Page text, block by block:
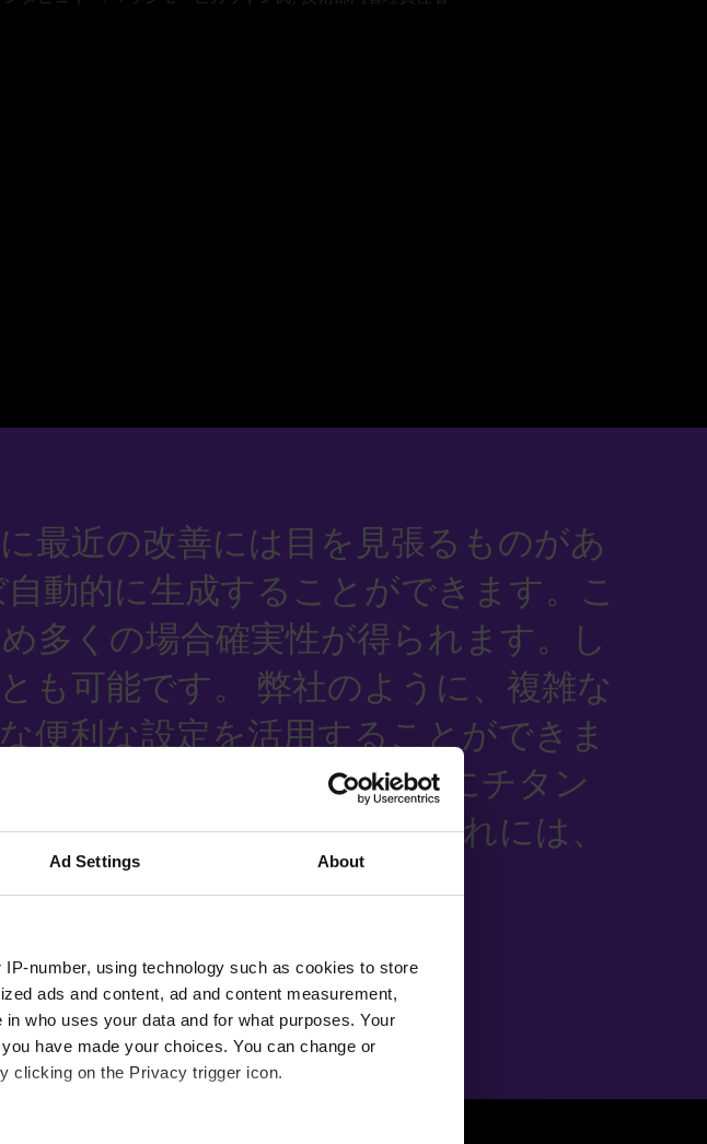
Ad Settings About
number, using technology such as cookies to store
ads and content, ad and content measurement,
who uses your data and for what purposes. Your
have made your choices. You can change or
clicking on the Privacy trigger icon.
最近の改善には目を見張るものがあ
動的に生成することができます。こ
多くの場合確実性が得られます。し
も可能です。 弊社のように、複雑な
便利な設定を活用することができま
することができます。 特にチタン
画する必要があります。これには、
ちます。
), イタリア